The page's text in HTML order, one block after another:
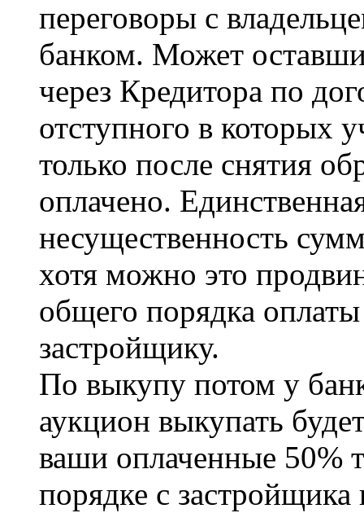
переговоры с
банком. Может
через Кредитора по
отступного в которых
только после снятия
оплачено.
несущественность
хотя можно это
общего порядка
застройщику.
По выкупу потом у
аукцион выкупать
ваши оплаченные 50%
порядке с застройщика